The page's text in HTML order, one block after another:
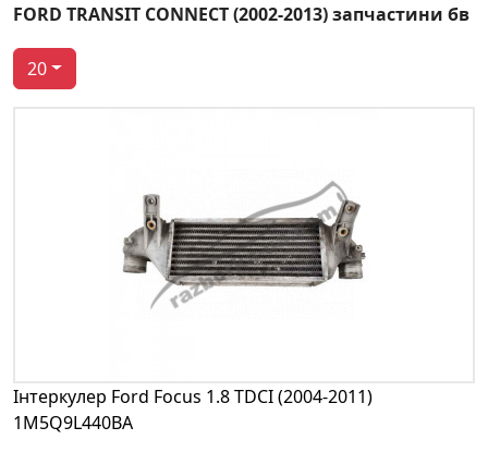
FORD TRANSIT CONNECT (2002-2013) запчастини бв
20
Інтеркулер Ford Focus 1.8 TDCI (2004-2011)
1M5Q9L440BA